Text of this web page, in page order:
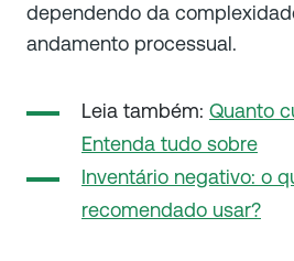
dependendo da
andamento processual.
Leia também: Quanto
Entenda tudo sobre
Inventário negativo: o
recomendado usar?